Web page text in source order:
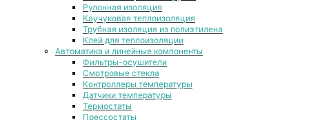
Рулонная изоляция
Каучуковая теплоизоляция
Трубная изоляция из полиэтилена
Клей для теплоизоляции
Автоматика и линейные компоненты
Фильтры-осушители
Смотровые стекла
Контроллеры температуры
Датчики температуры
Термостаты
Прессостаты